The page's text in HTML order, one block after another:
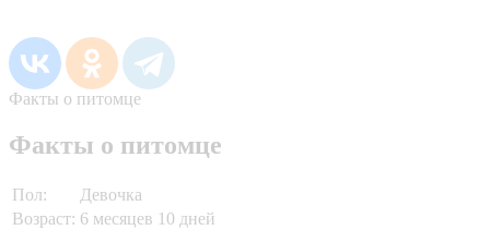
Факты о питомце
Факты о питомце
Пол:
Девочка
Возраст: 6 месяцев 10 дней